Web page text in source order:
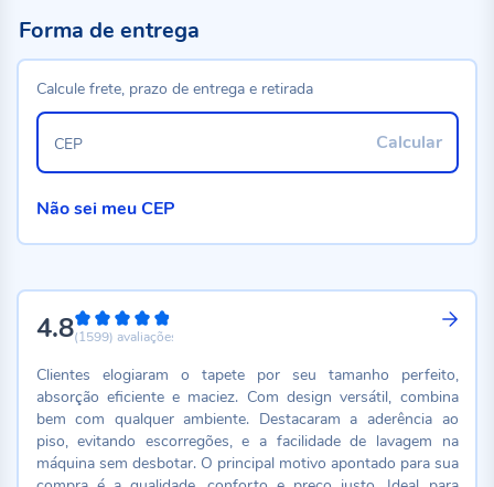
4.896%
(1599) avaliações
Clientes elogiaram o tapete por seu tamanho perfeito,
absorção eficiente e maciez. Com design versátil, combina
bem com qualquer ambiente. Destacaram a aderência ao
piso, evitando escorregões, e a facilidade de lavagem na
máquina sem desbotar. O principal motivo apontado para sua
Forma de entrega
Calcule frete, prazo de entrega e retirada
Calcular
CEP
Não sei meu CEP